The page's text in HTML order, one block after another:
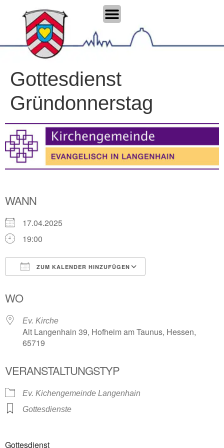
Gottesdienst
Gründonnerstag
WANN
17.04.2025
19:00
ZUM KALENDER HINZUFÜGEN
WO
Ev. Kirche
Alt Langenhain 39, Hofheim am Taunus, Hessen,
65719
VERANSTALTUNGSTYP
Ev. Kichengemeinde Langenhain
Gottesdienste
Gottesdienst